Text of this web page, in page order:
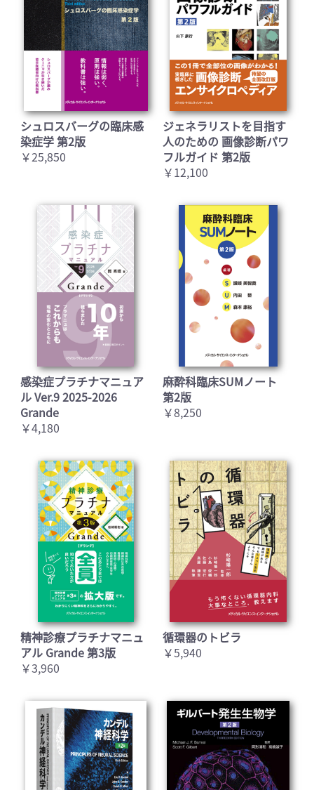
シュロスバーグの臨床感
染症学 第2版
￥25,850
ジェネラリストを目指す
人のための 画像診断パワ
フルガイド 第2版
￥12,100
感染症プラチナマニュア
ル Ver.9 2025-2026
Grande
￥4,180
麻酔科臨床SUMノート
第2版
￥8,250
精神診療プラチナマニュ
アル Grande 第3版
￥3,960
循環器のトビラ
￥5,940